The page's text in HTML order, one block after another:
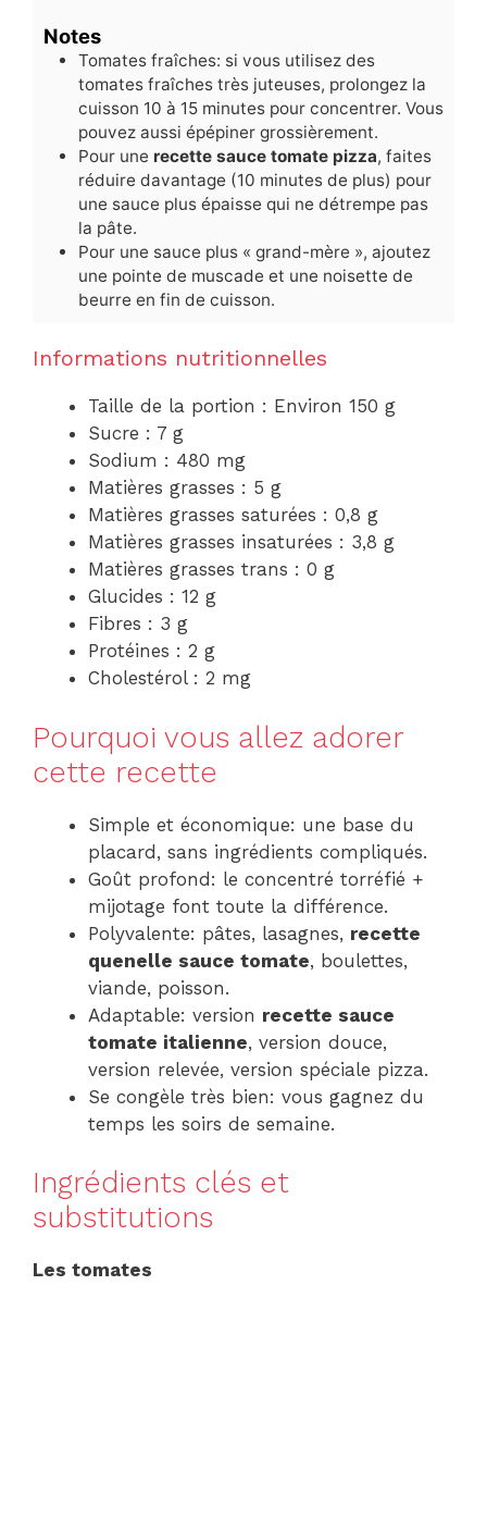
Notes
Tomates fraîches: si vous utilisez des
tomates fraîches très juteuses, prolongez la
cuisson 10 à 15 minutes pour concentrer. Vous
pouvez aussi épépiner grossièrement.
Pour une recette sauce tomate pizza, faites
réduire davantage (10 minutes de plus) pour
une sauce plus épaisse qui ne détrempe pas
la pâte.
Pour une sauce plus « grand-mère », ajoutez
une pointe de muscade et une noisette de
beurre en fin de cuisson.
Informations nutritionnelles
Taille de la portion : Environ 150 g
Sucre : 7 g
Sodium : 480 mg
Matières grasses : 5 g
Matières grasses saturées : 0,8 g
Matières grasses insaturées : 3,8 g
Matières grasses trans : 0 g
Glucides : 12 g
Fibres : 3 g
Protéines : 2 g
Cholestérol : 2 mg
Pourquoi vous allez adorer
cette recette
Simple et économique: une base du
placard, sans ingrédients compliqués.
Goût profond: le concentré torréfié +
mijotage font toute la différence.
Polyvalente: pâtes, lasagnes, recette
quenelle sauce tomate, boulettes,
viande, poisson.
Adaptable: version recette sauce
tomate italienne, version douce,
version relevée, version spéciale pizza.
Se congèle très bien: vous gagnez du
temps les soirs de semaine.
Ingrédients clés et
substitutions
Les tomates